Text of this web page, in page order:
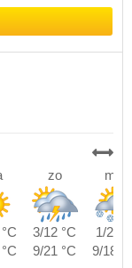
zo ma
3/12 °C
1/2 °C
9/21 °C 9/18